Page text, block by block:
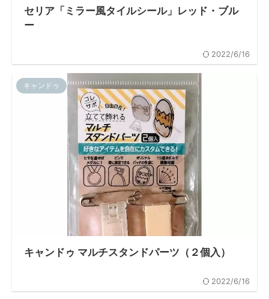
セリア「ミラー風タイルシール」レッド・ブル
ー
2022/6/16
キャンドゥ
キャンドゥ マルチスタンドパーツ（２個入）
2022/6/16